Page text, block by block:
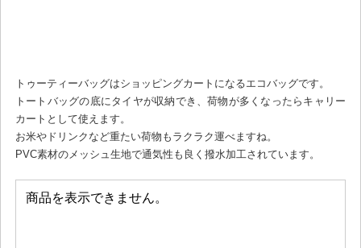
トゥーティーバッグはショッピングカートになるエコバッグです。
トートバッグの底にタイヤが収納でき、荷物が多くなったらキャリー
カートとして使えます。
お米やドリンクなど重たい荷物もラクラク運べますね。
PVC素材のメッシュ生地で通気性も良く撥水加工されています。